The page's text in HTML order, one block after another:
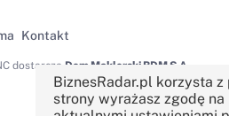
Kontakt
dostarcza Dom Maklerski BDM S.A.
BiznesRadar.pl korzysta
strony wyrażasz zgodę